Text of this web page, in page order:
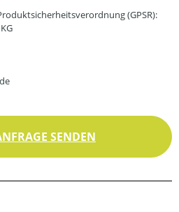
(GPSR):
SENDEN